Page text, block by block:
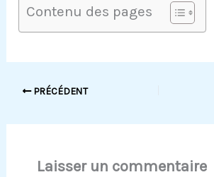
Contenu des pages
PRÉCÉDENT
Laisser un commentaire